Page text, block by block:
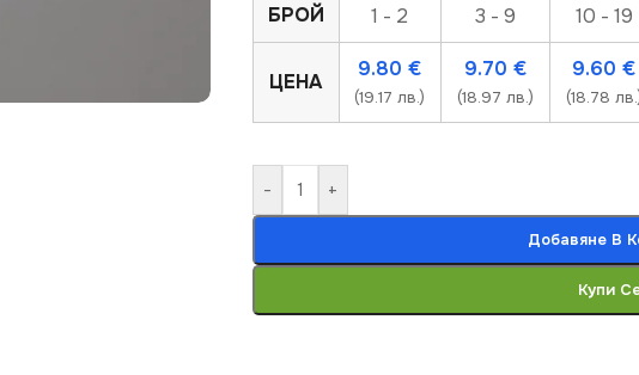
БРОЙ 1 - 2 3 - 9 10 - 19
ЦЕНА
9.80€
(19.17 лв.)
9.70 €
(18.97 лв.)
9.60€
(18.78
- +
Добавяне В
Купи